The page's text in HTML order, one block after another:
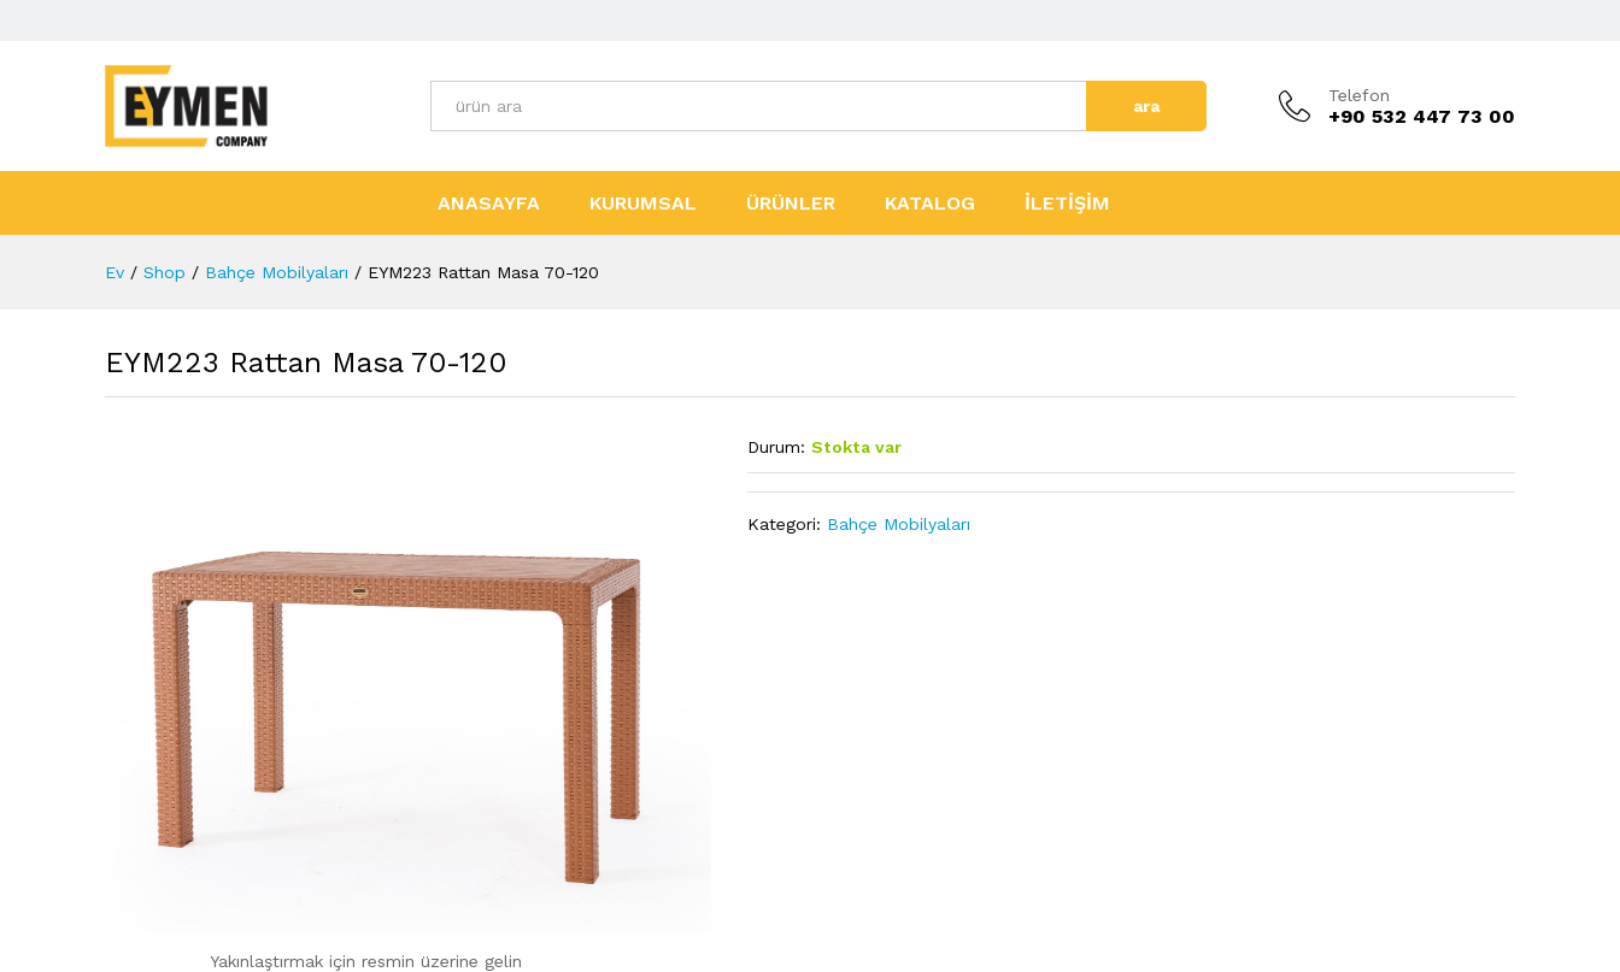
Tüm Kategoriler ara
Telefon
+90 532 447 73 00
ANASAYFA KURUMSAL ÜRÜNLER KATALOG İLETİŞİM
Ev / Shop / Bahçe Mobilyaları / EYM223 Rattan Masa 70-120
EYM223 Rattan Masa 70-120
Yakınlaştırmak için resmin üzerine gelin
Durum: Stokta var
Kategori: Bahçe Mobilyaları